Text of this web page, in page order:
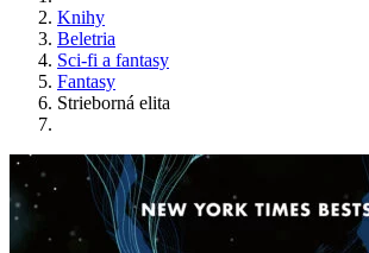
Knihy
Beletria
Sci-fi a fantasy
Fantasy
Strieborná elita